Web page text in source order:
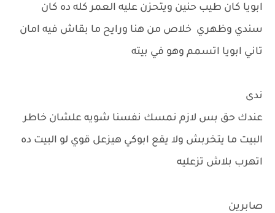
ابويا كان طيب حنين ويتحزن عليه العمر كله ده كان
سندي وظهري خلاص من هنا ورايح ما بقاش فيه امان
تاني ابويا اتسمم وهو في بيته
ندى
عندك حق بس لازم نمسك نفسنا شويه علشان خاطر
البيت ما يتخربش ولا يقع ابوكي هيزعل قوي لو البيت ده
اتهرب بلاش تزعليه
صابرين